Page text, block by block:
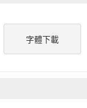
字體下載